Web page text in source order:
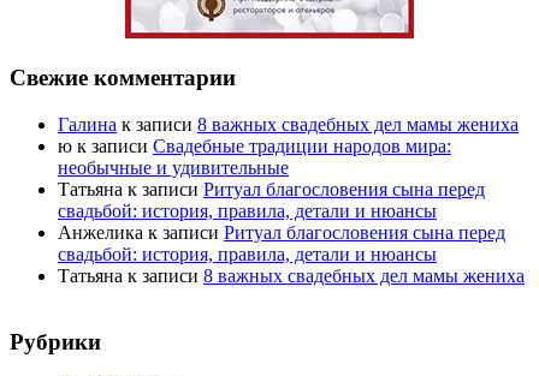
Свежие комментарии
Галина к записи 8 важных свадебных дел мамы жениха
ю к записи Свадебные традиции народов мира:
необычные и удивительные
Татьяна к записи Ритуал благословения сына перед
свадьбой: история, правила, детали и нюансы
Анжелика к записи Ритуал благословения сына перед
свадьбой: история, правила, детали и нюансы
Татьяна к записи 8 важных свадебных дел мамы жениха
Рубрики